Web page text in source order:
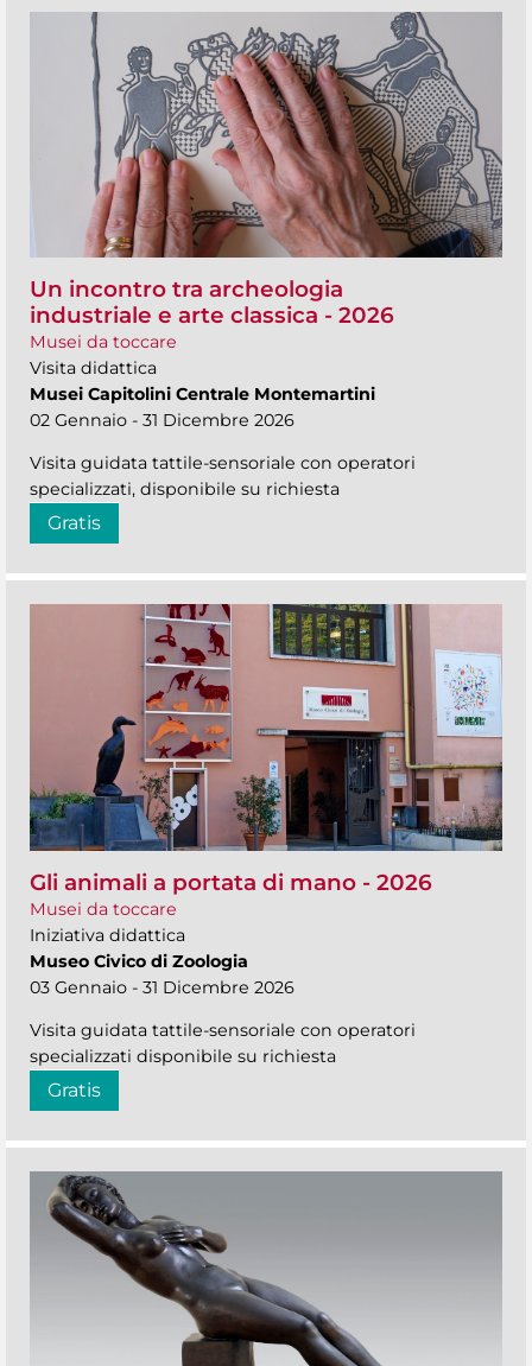
Un incontro tra archeologia
industriale e arte classica - 2026
Musei da toccare
Visita didattica
Musei Capitolini Centrale Montemartini
02 Gennaio - 31 Dicembre 2026
Visita guidata tattile-sensoriale con operatori
specializzati, disponibile su richiesta
Gratis
Gli animali a portata di mano - 2026
Musei da toccare
Iniziativa didattica
Museo Civico di Zoologia
03 Gennaio - 31 Dicembre 2026
Visita guidata tattile-sensoriale con operatori
specializzati disponibile su richiesta
Gratis